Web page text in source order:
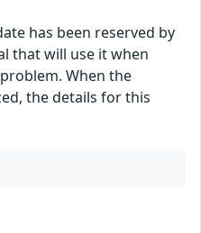
has been reserved by
that will use it when
When the
the details for this